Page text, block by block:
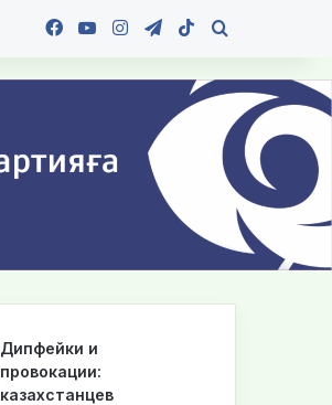
Facebook
YouTubeInstagramTelegram
TikTok
Дипфейки и
провокации:
казахстанцев